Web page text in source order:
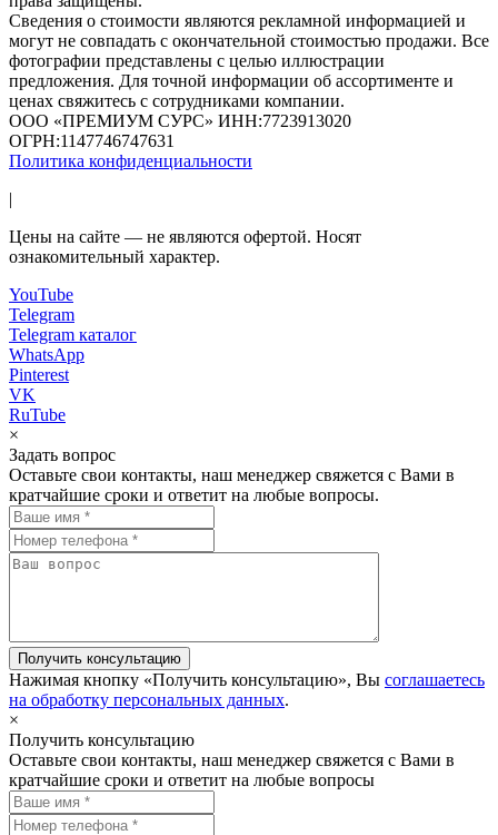
Сведения о стоимости являются рекламной информацией и
могут не совпадать с окончательной стоимостью продажи. Все
фотографии представлены с целью иллюстрации
предложения. Для точной информации об ассортименте и
ценах свяжитесь с сотрудниками компании.
ООО «ПРЕМИУМ СУРС» ИНН:7723913020
ОГРН:1147746747631
Политика конфиденциальности
Цены на сайте — не являются офертой. Носят
ознакомительный характер.
YouTube
Telegram
Telegram каталог
WhatsApp
Pinterest
VK
RuTube
×
Задать вопрос
Оставьте свои контакты, наш менеджер свяжется с Вами в
кратчайшие сроки и ответит на любые вопросы.
Нажимая кнопку «Получить консультацию», Вы соглашаетесь
на обработку персональных данных.
×
Получить консультацию
Оставьте свои контакты, наш менеджер свяжется с Вами в
кратчайшие сроки и ответит на любые вопросы